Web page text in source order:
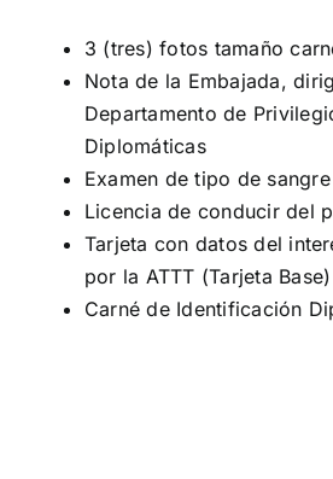
3 (tres) fotos tamaño
Nota de la Embajada,
Departamento de
Diplomáticas
Examen de tipo de
Licencia de conducir del
Tarjeta con datos del
por la ATTT (Tarjeta Base)
Carné de Identificación